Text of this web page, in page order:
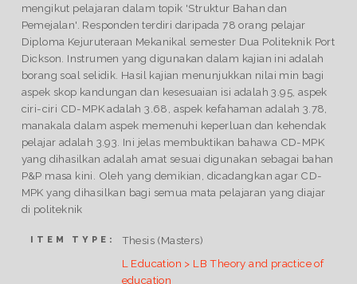
mengikut pelajaran dalam topik 'Struktur Bahan dan
Pemejalan'. Responden terdiri daripada 78 orang pelajar
Diploma Kejuruteraan Mekanikal semester Dua Politeknik Port
Dickson. Instrumen yang digunakan dalam kajian ini adalah
borang soal selidik. Hasil kajian menunjukkan nilai min bagi
aspek skop kandungan dan kesesuaian isi adalah 3.95, aspek
ciri-ciri CD-MPK adalah 3.68, aspek kefahaman adalah 3.78,
manakala dalam aspek memenuhi keperluan dan kehendak
pelajar adalah 3.93. Ini jelas membuktikan bahawa CD-MPK
yang dihasilkan adalah amat sesuai digunakan sebagai bahan
P&P masa kini. Oleh yang demikian, dicadangkan agar CD-
MPK yang dihasilkan bagi semua mata pelajaran yang diajar
di politeknik
ITEM TYPE:
Thesis (Masters)
L Education > LB Theory and practice of
education